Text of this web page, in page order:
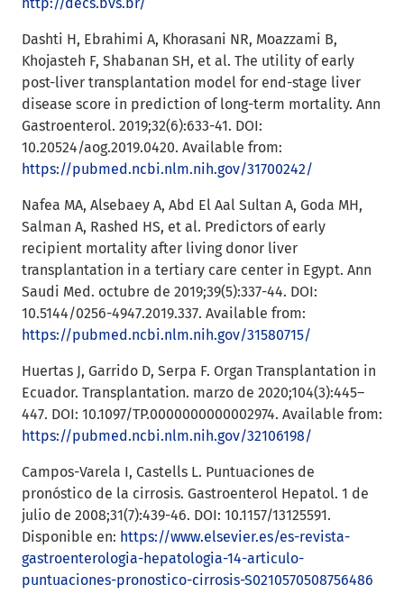
Dashti H, Ebrahimi A, Khorasani NR, Moazzami B,
Khojasteh F, Shabanan SH, et al. The utility of early
post-liver transplantation model for end-stage liver
disease score in prediction of long-term mortality. Ann
Gastroenterol. 2019;32(6):633-41. DOI:
10.20524/aog.2019.0420. Available from:
https://pubmed.ncbi.nlm.nih.gov/31700242/
Nafea MA, Alsebaey A, Abd El Aal Sultan A, Goda MH,
Salman A, Rashed HS, et al. Predictors of early
recipient mortality after living donor liver
transplantation in a tertiary care center in Egypt. Ann
Saudi Med. octubre de 2019;39(5):337-44. DOI:
10.5144/0256-4947.2019.337. Available from:
https://pubmed.ncbi.nlm.nih.gov/31580715/
Huertas J, Garrido D, Serpa F. Organ Transplantation in
Ecuador. Transplantation. marzo de 2020;104(3):445–
447. DOI: 10.1097/TP.0000000000002974. Available from:
https://pubmed.ncbi.nlm.nih.gov/32106198/
Campos-Varela I, Castells L. Puntuaciones de
pronóstico de la cirrosis. Gastroenterol Hepatol. 1 de
julio de 2008;31(7):439-46. DOI: 10.1157/13125591.
Disponible en: https://www.elsevier.es/es-revista-
gastroenterologia-hepatologia-14-articulo-
puntuaciones-pronostico-cirrosis-S0210570508756486